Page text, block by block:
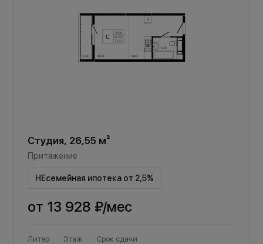
Студия, 26,55 м²
Притяжение
НЕсемейная ипотека от 2,5%
от 13 928 ₽/мес
Литер Этаж Срок сдачи